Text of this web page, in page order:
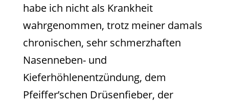
habe ich nicht als Krankheit
wahrgenommen, trotz meiner damals
chronischen, sehr schmerzhaften
Nasenneben- und
Kieferhöhlenentzündung, dem
Pfeiffer’schen Drüsenfieber, der